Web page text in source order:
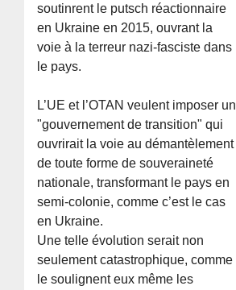
soutinrent le putsch réactionnaire
en Ukraine en 2015, ouvrant la
voie à la terreur nazi-fasciste dans
le pays.
L’UE et l’OTAN veulent imposer un
"gouvernement de transition" qui
ouvrirait la voie au démantèlement
de toute forme de souveraineté
nationale, transformant le pays en
semi-colonie, comme c’est le cas
en Ukraine.
Une telle évolution serait non
seulement catastrophique, comme
le soulignent eux même les